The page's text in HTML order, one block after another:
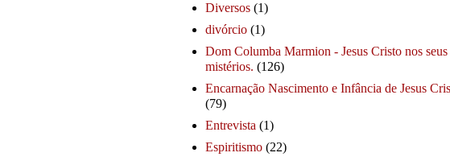
Diversos (1)
divórcio (1)
Dom Columba Marmion - Jesus Cristo nos seus
mistérios. (126)
Encarnação Nascimento e Infância de Jesus
(79)
Entrevista (1)
Espiritismo (22)